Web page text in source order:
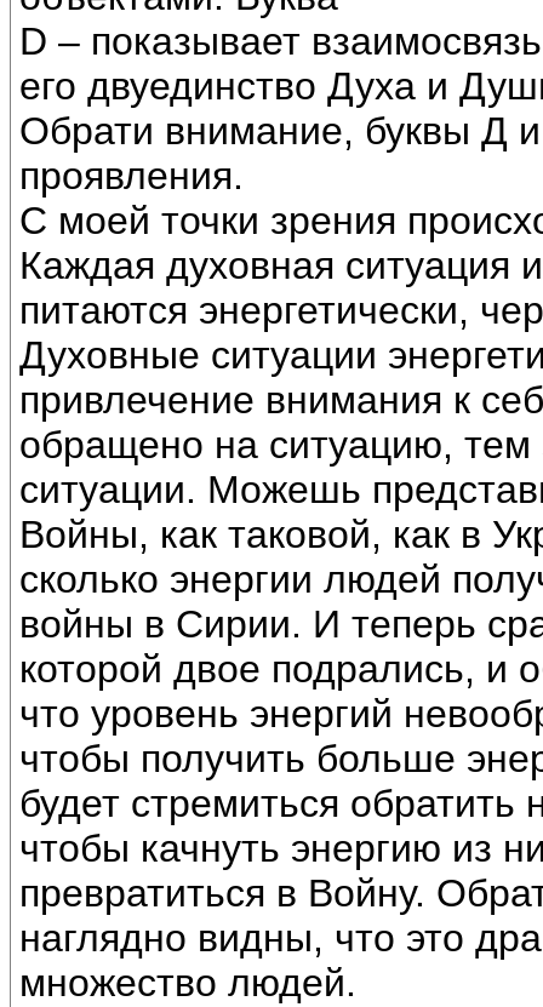
D – показывает
его двуединство Духа и
Обрати внимание, буквы Д
проявления.
С моей точки зрения
Каждая духовная ситуация
питаются энергетически,
Духовные ситуации
привлечение внимания к
обращено на ситуацию, тем
ситуации. Можешь
Войны, как таковой, как в
сколько энергии людей
войны в Сирии. И теперь
которой двое подрались, и
что уровень энергий
чтобы получить больше
будет стремиться
чтобы качнуть энергию из
превратиться в Войну.
наглядно видны, что это
множество людей.